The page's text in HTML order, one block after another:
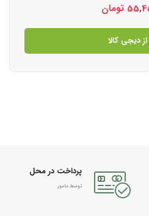
تومان
دیجی کالا
پرداخت در محل
توسط مامور